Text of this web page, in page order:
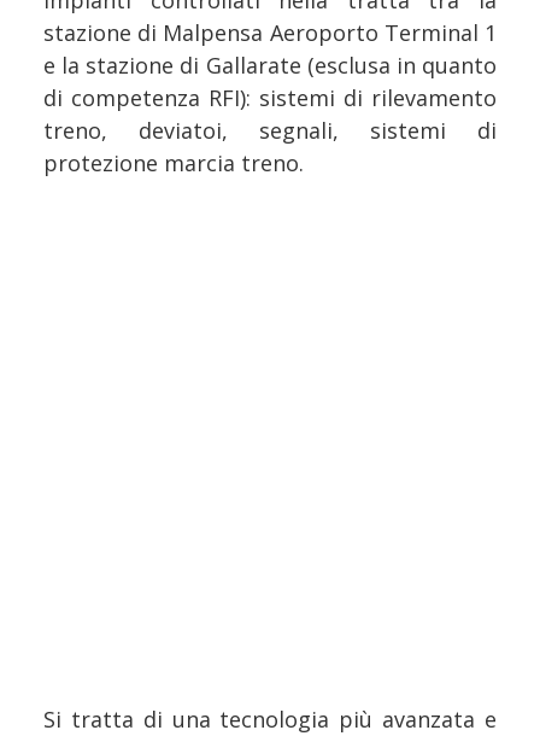
stazione di Malpensa Aeroporto Terminal 1
e la stazione di Gallarate (esclusa in quanto
di competenza RFI): sistemi di rilevamento
treno, deviatoi, segnali, sistemi di
protezione marcia treno.
Si tratta di una tecnologia più avanzata e